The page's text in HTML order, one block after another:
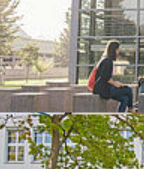
Kaffee von einer Röstmeisterin aus
Jacobsen in der öffentlichen
KI den Konsument*innen bringt